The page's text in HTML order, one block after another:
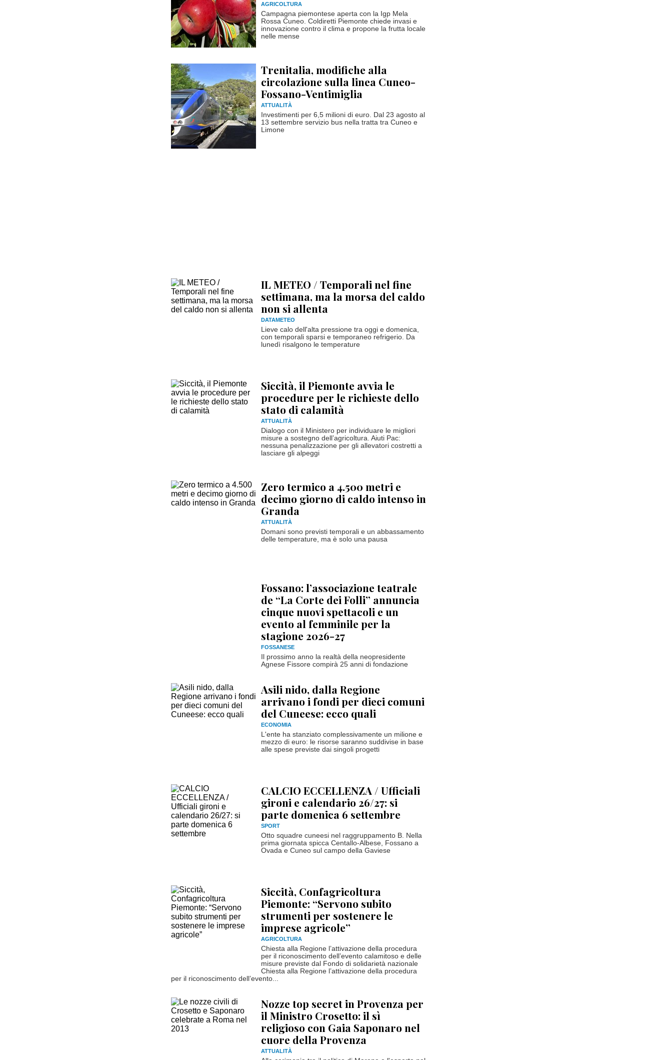
AGRICOLTURA
Campagna piemontese aperta con la Igp Mela
Rossa Cuneo. Coldiretti Piemonte chiede invasi e
innovazione contro il clima e propone la frutta locale
nelle mense
Trenitalia, modifiche alla
circolazione sulla linea Cuneo-
Fossano-Ventimiglia
ATTUALITÀ
Investimenti per 6,5 milioni di euro. Dal 23 agosto al
13 settembre servizio bus nella tratta tra Cuneo e
Limone
IL METEO / Temporali nel fine
settimana, ma la morsa del caldo
non si allenta
DATAMETEO
Lieve calo dell'alta pressione tra oggi e domenica,
con temporali sparsi e temporaneo refrigerio. Da
lunedì risalgono le temperature
Siccità, il Piemonte avvia le
procedure per le richieste dello
stato di calamità
ATTUALITÀ
Dialogo con il Ministero per individuare le migliori
misure a sostegno dell’agricoltura. Aiuti Pac:
nessuna penalizzazione per gli allevatori costretti a
lasciare gli alpeggi
Zero termico a 4.500 metri e
decimo giorno di caldo intenso in
Granda
ATTUALITÀ
Domani sono previsti temporali e un abbassamento
delle temperature, ma è solo una pausa
Fossano: l’associazione teatrale
de “La Corte dei Folli” annuncia
cinque nuovi spettacoli e un
evento al femminile per la
stagione 2026-27
FOSSANESE
Il prossimo anno la realtà della neopresidente
Agnese Fissore compirà 25 anni di fondazione
Asili nido, dalla Regione
arrivano i fondi per dieci comuni
del Cuneese: ecco quali
ECONOMIA
L'ente ha stanziato complessivamente un milione e
mezzo di euro: le risorse saranno suddivise in base
alle spese previste dai singoli progetti
CALCIO ECCELLENZA / Ufficiali
gironi e calendario 26/27: si
parte domenica 6 settembre
SPORT
Otto squadre cuneesi nel raggruppamento B. Nella
prima giornata spicca Centallo-Albese, Fossano a
Ovada e Cuneo sul campo della Gaviese
Siccità, Confagricoltura
Piemonte: “Servono subito
strumenti per sostenere le
imprese agricole”
AGRICOLTURA
Chiesta alla Regione l’attivazione della procedura
per il riconoscimento dell’evento calamitoso e delle
misure previste dal Fondo di solidarietà nazionale
Chiesta alla Regione l’attivazione della procedura
per il riconoscimento dell’evento...
Nozze top secret in Provenza per
il Ministro Crosetto: il sì
religioso con Gaia Saponaro nel
cuore della Provenza
ATTUALITÀ